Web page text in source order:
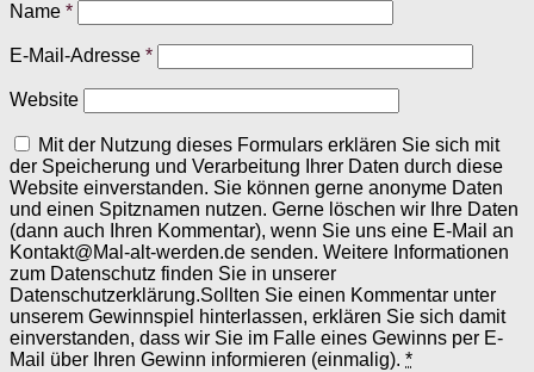
Name *
E-Mail-Adresse *
Website
Mit der Nutzung dieses Formulars erklären Sie sich mit
der Speicherung und Verarbeitung Ihrer Daten durch diese
Website einverstanden. Sie können gerne anonyme Daten
und einen Spitznamen nutzen. Gerne löschen wir Ihre Daten
(dann auch Ihren Kommentar), wenn Sie uns eine E-Mail an
Kontakt@Mal-alt-werden.de senden. Weitere Informationen
zum Datenschutz finden Sie in unserer
Datenschutzerklärung.Sollten Sie einen Kommentar unter
unserem Gewinnspiel hinterlassen, erklären Sie sich damit
einverstanden, dass wir Sie im Falle eines Gewinns per E-
Mail über Ihren Gewinn informieren (einmalig). *